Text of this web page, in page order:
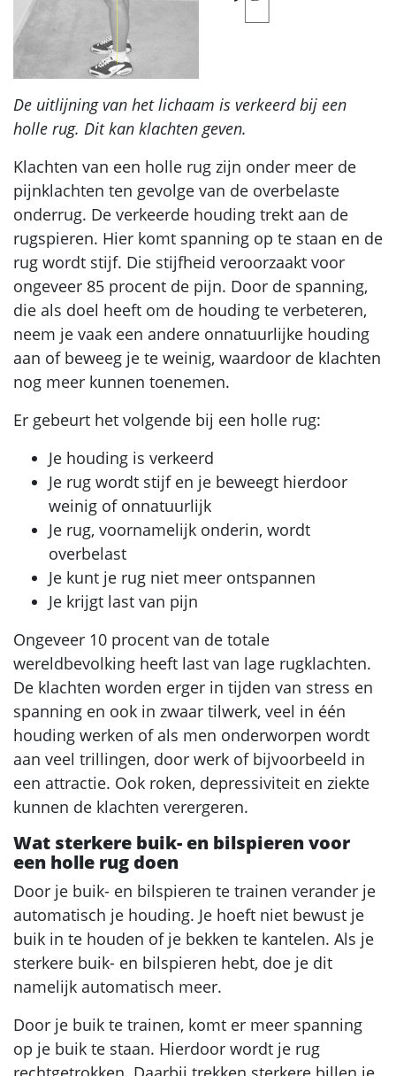
De uitlijning van het lichaam is verkeerd bij een
holle rug. Dit kan klachten geven.
Klachten van een holle rug zijn onder meer de
pijnklachten ten gevolge van de overbelaste
onderrug. De verkeerde houding trekt aan de
rugspieren. Hier komt spanning op te staan en de
rug wordt stijf. Die stijfheid veroorzaakt voor
ongeveer 85 procent de pijn. Door de spanning,
die als doel heeft om de houding te verbeteren,
neem je vaak een andere onnatuurlijke houding
aan of beweeg je te weinig, waardoor de klachten
nog meer kunnen toenemen.
Er gebeurt het volgende bij een holle rug:
Je houding is verkeerd
Je rug wordt stijf en je beweegt hierdoor
weinig of onnatuurlijk
Je rug, voornamelijk onderin, wordt
overbelast
Je kunt je rug niet meer ontspannen
Je krijgt last van pijn
Ongeveer 10 procent van de totale
wereldbevolking heeft last van lage rugklachten.
De klachten worden erger in tijden van stress en
spanning en ook in zwaar tilwerk, veel in één
houding werken of als men onderworpen wordt
aan veel trillingen, door werk of bijvoorbeeld in
een attractie. Ook roken, depressiviteit en ziekte
kunnen de klachten verergeren.
Wat sterkere buik- en bilspieren voor
een holle rug doen
Door je buik- en bilspieren te trainen verander je
automatisch je houding. Je hoeft niet bewust je
buik in te houden of je bekken te kantelen. Als je
sterkere buik- en bilspieren hebt, doe je dit
namelijk automatisch meer.
Door je buik te trainen, komt er meer spanning
op je buik te staan. Hierdoor wordt je rug